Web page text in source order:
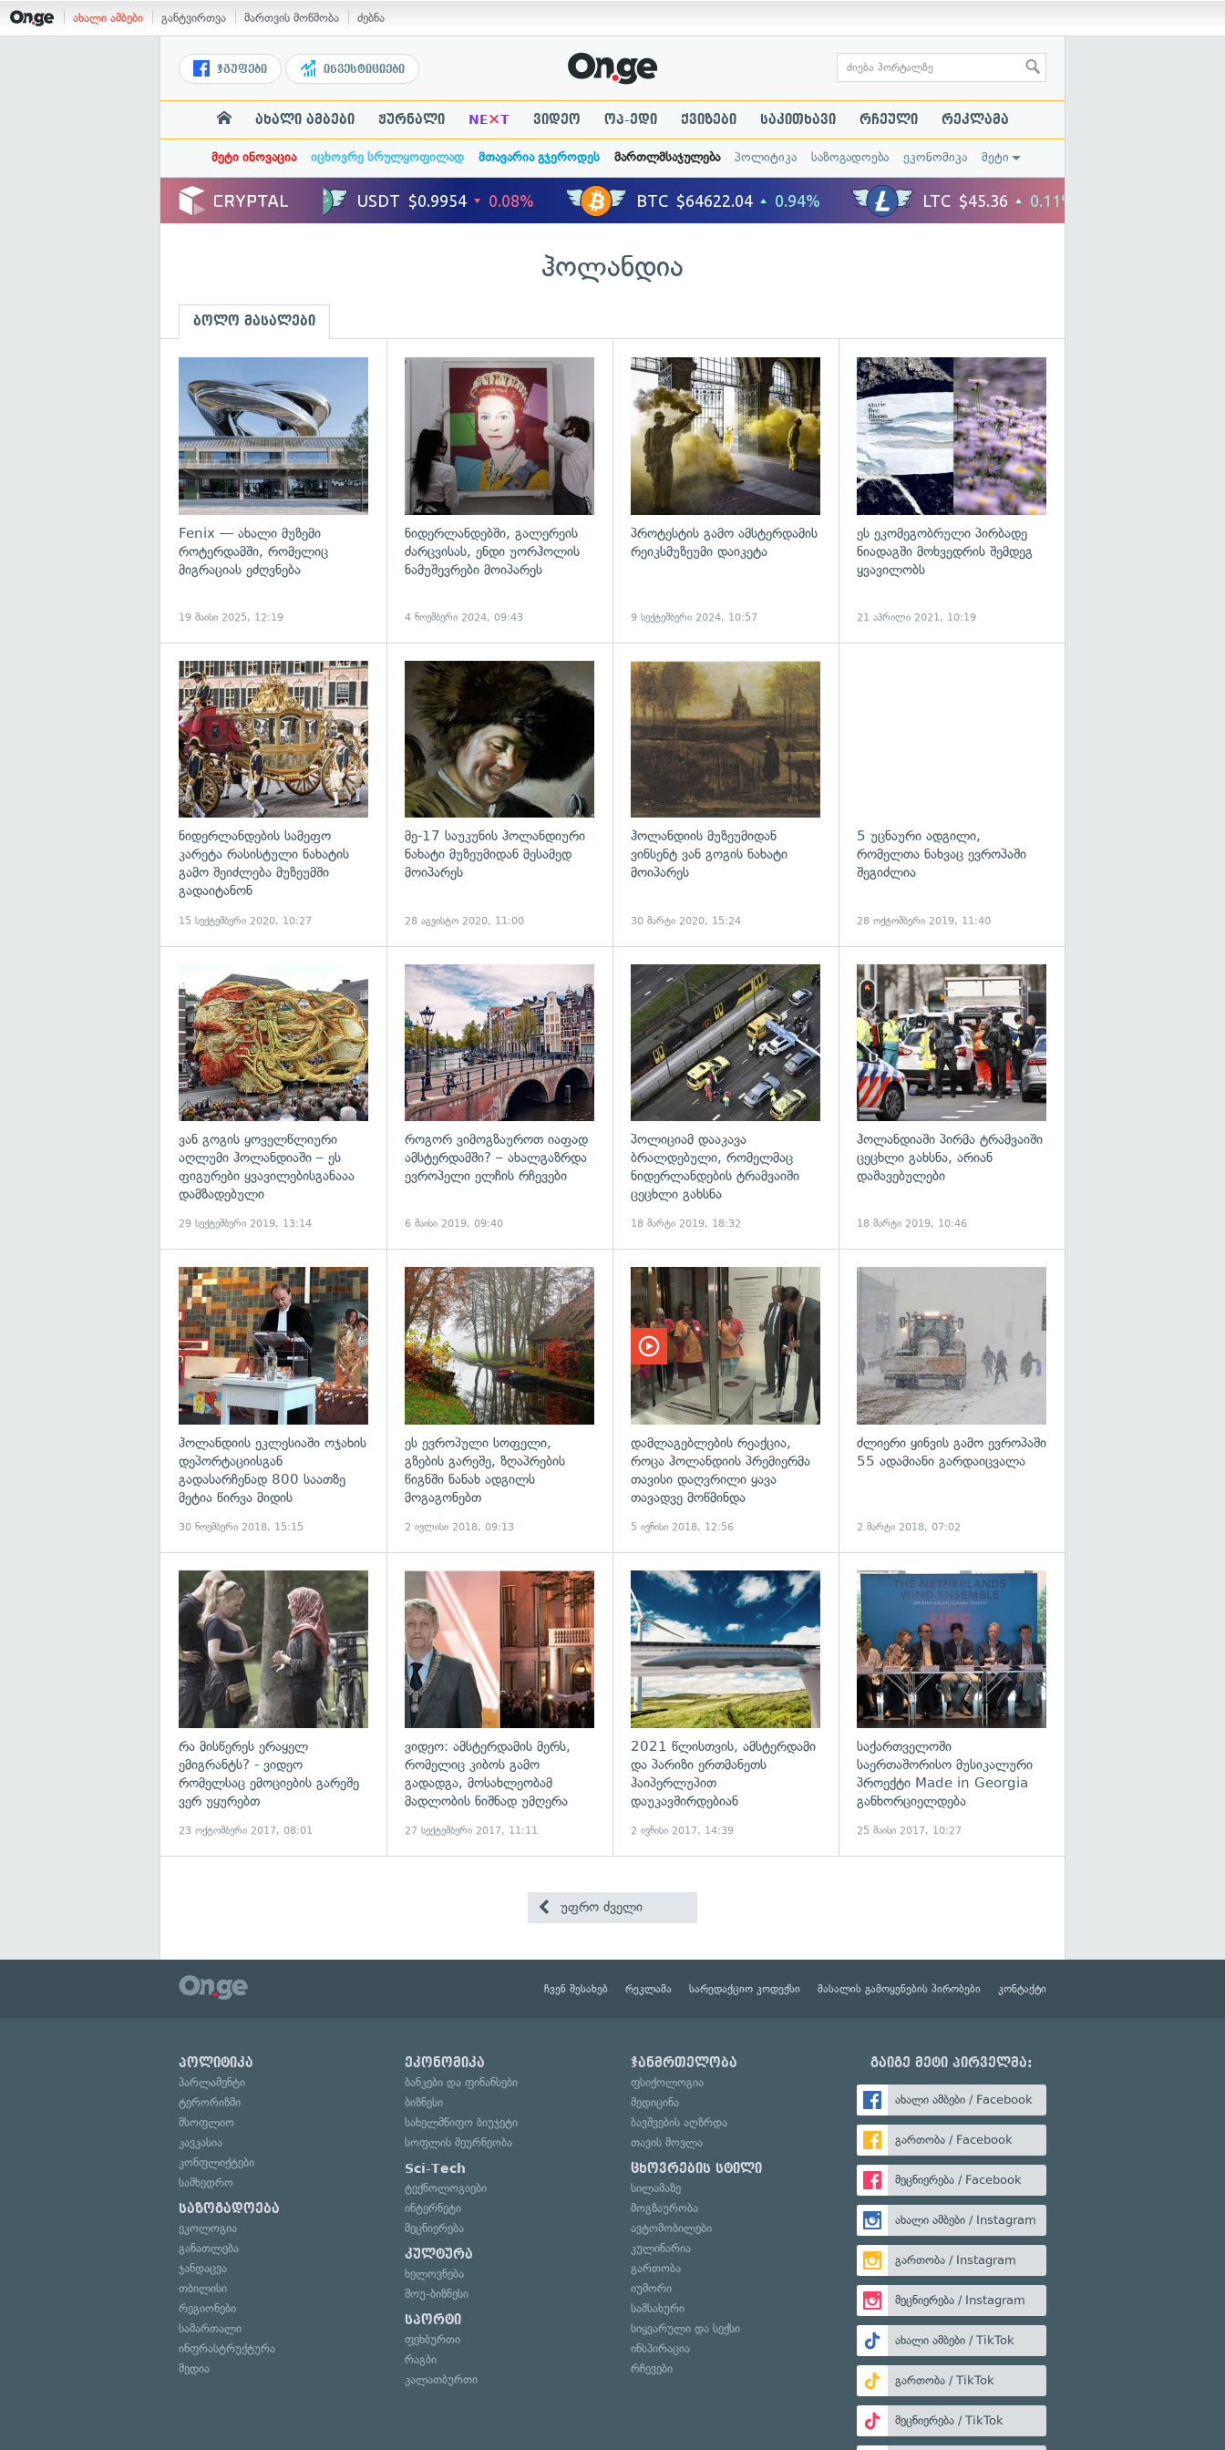
ახალი ამბები განტვირთვა მართვის მოწმობა ძებნა
ჯგუფები ინვესტიციები
ახალი ამბები ჟურნალი NE×T ვიდეო ოპ-ედი ქვიზები საკითხავი რჩეული რეკლამა
მეტი ინოვაცია იცხოვრე სრულყოფილად მთავარია გჯეროდეს მართლმსაჯულება პოლიტიკა საზოგადოება ეკონომიკა მეტი
ჰოლანდია
ბოლო მასალები
Fenix — ახალი მუზემი
როტერდამში, რომელიც
მიგრაციას ეძღვნება
19 მაისი 2025, 12:19
გადახედვა
ნიდერლანდებში, გალერეის
ძარცვისას, ენდი უორჰოლის
ნამუშევრები მოიპარეს
4 ნოემბერი 2024, 09:43
გადახედვა
პროტესტის გამო ამსტერდამის
რეიკსმუზეუმი დაიკეტა
9 სექტემბერი 2024, 10:57
ეს ეკომეგობრული პირბადე
ნიადაგში მოხვედრის შემდეგ
ყვავილობს
21 აპრილი 2021, 10:19
გადახედვა
ნიდერლანდების სამეფო
კარეტა რასისტული ნახატის
გამო შეიძლება მუზეუმში
გადაიტანონ
15 სექტემბერი 2020, 10:27
გადახედვა
მე-17 საუკუნის ჰოლანდიური
ნახატი მუზეუმიდან მესამედ
მოიპარეს
28 აგვისტო 2020, 11:00
ჰოლანდიის მუზეუმიდან
ვინსენტ ვან გოგის ნახატი
მოიპარეს
30 მარტი 2020, 15:24
5 უცნაური ადგილი,
რომელთა ნახვაც ევროპაში
შეგიძლია
28 ოქტომბერი 2019, 11:40
ვან გოგის ყოველწლიური
აღლუმი ჰოლანდიაში – ეს
ფიგურები ყვავილებისგანააა
დამზადებული
29 სექტემბერი 2019, 13:14
როგორ ვიმოგზაუროთ იაფად
ამსტერდამში? – ახალგაზრდა
ევროპელი ელჩის რჩევები
6 მაისი 2019, 09:40
გადახედვა
პოლიციამ დააკავა
ბრალდებული, რომელმაც
ნიდერლანდების ტრამვაიში
ცეცხლი გახსნა
18 მარტი 2019, 18:32
ჰოლანდიაში პირმა ტრამვაიში
ცეცხლი გახსნა, არიან
დაშავებულები
18 მარტი 2019, 10:46
გადახედვა
ჰოლანდიის ეკლესიაში ოჯახის
დეპორტაციისგან
გადასარჩენად 800 საათზე
მეტია წირვა მიდის
30 ნოემბერი 2018, 15:15
ეს ევროპული სოფელი,
გზების გარეშე, ზღაპრების
წიგნში ნანახ ადგილს
მოგაგონებთ
2 ივლისი 2018, 09:13
დამლაგებლების რეაქცია,
როცა ჰოლანდიის პრემიერმა
თავისი დაღვრილი ყავა
თავადვე მოწმინდა
5 ივნისი 2018, 12:56
ძლიერი ყინვის გამო ევროპაში
55 ადამიანი გარდაიცვალა
2 მარტი 2018, 07:02
გადახედვა
რა მისწერეს ერაყელ
ემიგრანტს? - ვიდეო
რომელსაც ემოციების გარეშე
ვერ უყურებთ
23 ოქტომბერი 2017, 08:01
გადახედვა
ვიდეო: ამსტერდამის მერს,
რომელიც კიბოს გამო
გადადგა, მოსახლეობამ
მადლობის ნიშნად უმღერა
27 სექტემბერი 2017, 11:11
გადახედვა
2021 წლისთვის, ამსტერდამი
და პარიზი ერთმანეთს
ჰაიპერლუპით
დაუკავშირდებიან
2 ივნისი 2017, 14:39
საქართველოში
საერთაშორისო მუსიკალური
პროექტი Made in Georgia
განხორციელდება
25 მაისი 2017, 10:27
უფრო ძველი
ჩვენ შესახებ რეკლამა სარედაქციო კოდექსი მასალის გამოყენების პირობები კონტაქტი
პოლიტიკა
პარლამენტი
ტერორიზმი
მსოფლიო
კავკასია
კონფლიქტები
სამხედრო
საზოგადოება
ეკოლოგია
განათლება
ჯანდაცვა
თბილისი
რეგიონები
სამართალი
ინფრასტრუქტურა
მედია
ეკონომიკა
ბანკები და ფინანსები
ბიზნესი
სახელმწიფო ბიუჯეტი
სოფლის მეურნეობა
Sci-Tech
ტექნოლოგიები
ინტერნეტი
მეცნიერება
კულტურა
ხელოვნება
შოუ-ბიზნესი
სპორტი
ფეხბურთი
რაგბი
კალათბურთი
ჯანმრთელობა
ფსიქოლოგია
მედიცინა
ბავშვების აღზრდა
თავის მოვლა
ცხოვრების სტილი
სილამაზე
მოგზაურობა
ავტომობილები
კულინარია
გართობა
იუმორი
სამსახური
სიყვარული და სექსი
ინსპირაცია
რჩევები
გაიგე მეტი პირველმა:
ახალი ამბები / Facebook
გართობა / Facebook
მეცნიერება / Facebook
ახალი ამბები / Instagram
გართობა / Instagram
მეცნიერება / Instagram
ახალი ამბები / TikTok
გართობა / TikTok
მეცნიერება / TikTok